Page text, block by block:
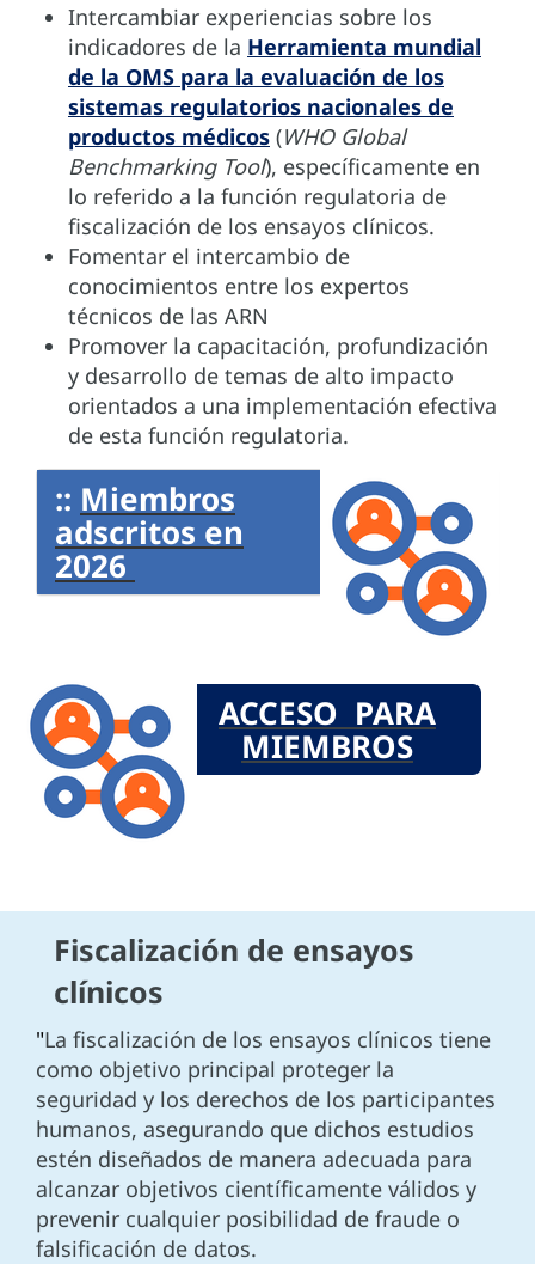
Intercambiar experiencias sobre los
indicadores de la Herramienta mundial
de la OMS para la evaluación de los
sistemas regulatorios nacionales de
productos médicos (WHO Global
Benchmarking Tool), específicamente en
lo referido a la función regulatoria de
fiscalización de los ensayos clínicos.
Fomentar el intercambio de
conocimientos entre los expertos
técnicos de las ARN
Promover la capacitación, profundización
y desarrollo de temas de alto impacto
orientados a una implementación efectiva
de esta función regulatoria.
:: Miembros
adscritos en
2026
ACCESO PARA
MIEMBROS
Fiscalización de ensayos
clínicos
"La fiscalización de los ensayos clínicos tiene
como objetivo principal proteger la
seguridad y los derechos de los participantes
humanos, asegurando que dichos estudios
estén diseñados de manera adecuada para
alcanzar objetivos científicamente válidos y
prevenir cualquier posibilidad de fraude o
falsificación de datos.